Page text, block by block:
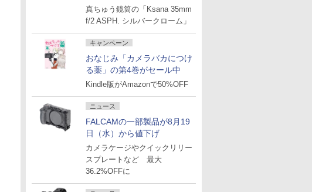
真ちゅう鏡筒の「Ksana 35mm
f/2 ASPH. シルバークローム」
キャンペーン
おなじみ「カメラバカにつけ
る薬」の第4巻がセール中
Kindle版がAmazonで50%OFF
ニュース
FALCAMの一部製品が8月19
日（水）から値下げ
カメラケージやクイックリリー
スプレートなど 最大
36.2%OFFに